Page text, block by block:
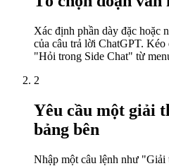
Xác định phần dày đặc hoặc
của câu trả lời ChatGPT.
"Hỏi trong Side Chat" từ
2
Yêu cầu một giải
bảng bên
Nhập một câu lệnh như "Giải